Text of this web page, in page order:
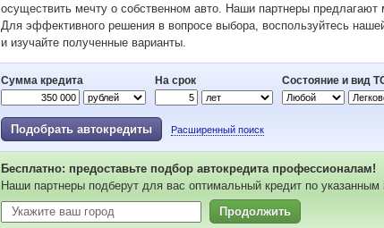
осуществить мечту о собственном авто. Наши партнеры предлагают
Для эффективного решения в вопросе выбора, воспользуйтесь
и изучайте полученные варианты.
Сумма кредита На срок Состояние и вид
Подобрать автокредиты Расширенный поиск
Бесплатно: предоставьте подбор автокредита профессионалам!
Наши партнеры подберут для вас оптимальный кредит по
Продолжить